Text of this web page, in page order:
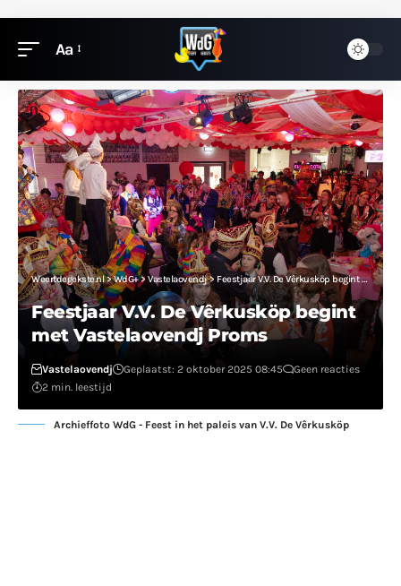
Aa
Weertdegekste.nl>WdG+>Vastelaovendj> Feestjaar V.V. De Vêrkusköp begint met Vastelaovendj Proms
Feestjaar V.V. De Vêrkusköp begint
met Vastelaovendj Proms
Vastelaovendj Geplaatst: 2 oktober 2025 08:45
Geen reacties
2 min. leestijd
Archieffoto WdG - Feest in het paleis van V.V. De Vêrkusköp